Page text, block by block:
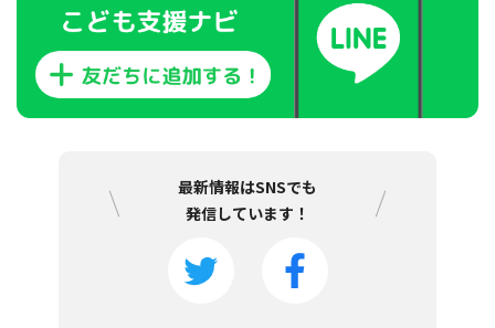
最新情報はSNSでも
発信しています！